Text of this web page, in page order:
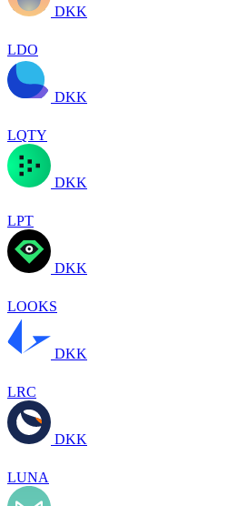
DKK
LDO
DKK
LQTY
DKK
LPT
DKK
LOOKS
DKK
LRC
DKK
LUNA